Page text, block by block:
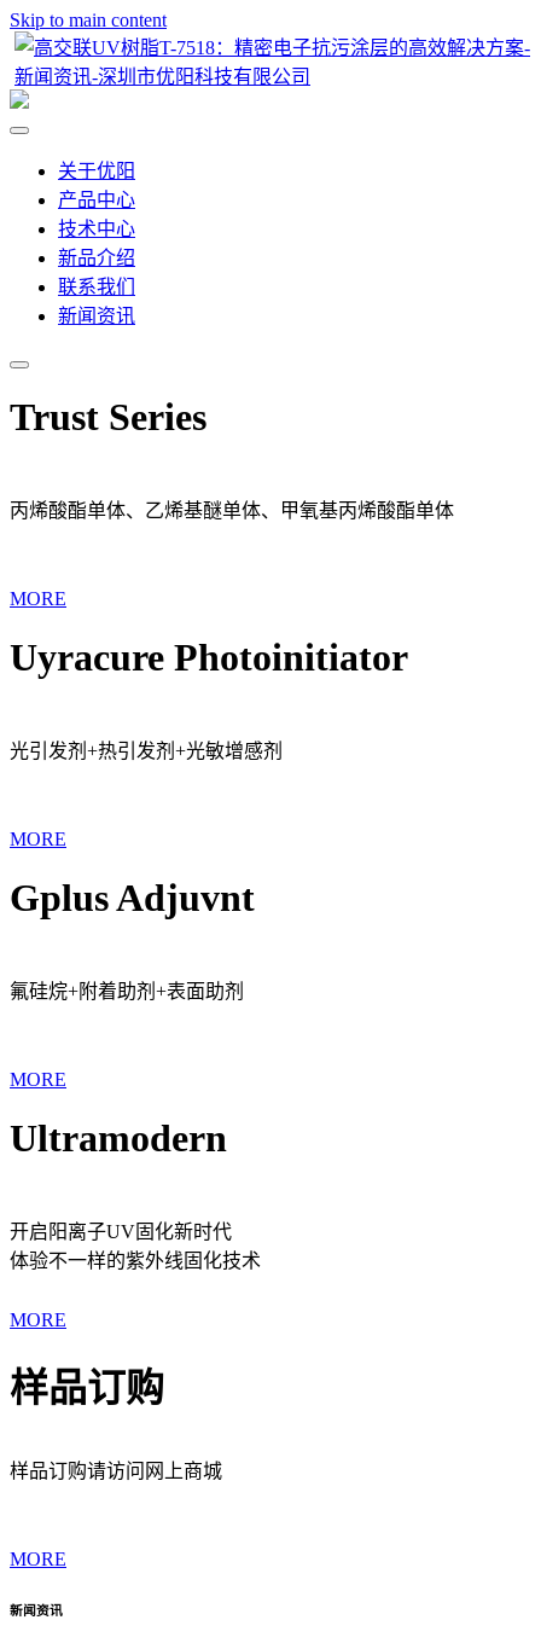
Skip to main content
关于优阳
产品中心
技术中心
新品介绍
联系我们
新闻资讯
Trust Series
丙烯酸酯单体、乙烯基醚单体、甲氧基丙烯酸酯单体
MORE
Uyracure Photoinitiator
光引发剂+热引发剂+光敏增感剂
MORE
Gplus Adjuvnt
氟硅烷+附着助剂+表面助剂
MORE
Ultramodern
开启阳离子UV固化新时代
体验不一样的紫外线固化技术
MORE
样品订购
样品订购请访问网上商城
MORE
新闻资讯